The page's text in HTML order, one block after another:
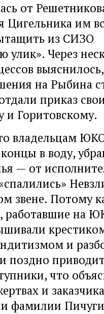
от
Цигельника им
из СИЗО
улик». Через
на Рыбина
приказ
Горитовскому.
владельцам
в воду,
— от
звене. Потому
работавшие на
и
поздно
что
и
фамилии